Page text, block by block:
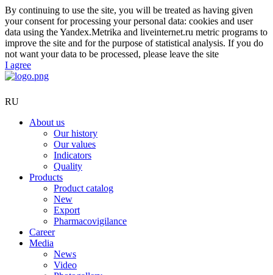
By continuing to use the site, you will be treated as having given
your consent for processing your personal data: cookies and user
data using the Yandex.Metrika and liveinternet.ru metric programs to
improve the site and for the purpose of statistical analysis. If you do
not want your data to be processed, please leave the site
I agree
RU
About us
Our history
Our values
Indicators
Quality
Products
Product catalog
New
Export
Pharmacovigilance
Career
Media
News
Video